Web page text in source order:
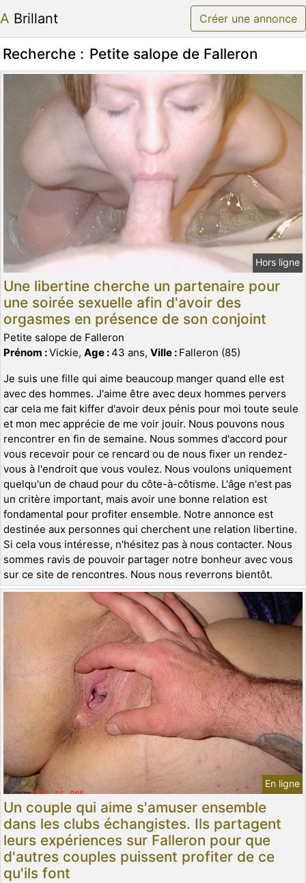
A Brillant Créer une annonce
Recherche : Petite salope de Falleron
Hors ligne
Une libertine cherche un partenaire pour
une soirée sexuelle afin d'avoir des
orgasmes en présence de son conjoint
Petite salope de Falleron
Prénom :Vickie, Age :43 ans, Ville : Falleron (85)
Je suis une fille qui aime beaucoup manger quand elle est
avec des hommes. J'aime être avec deux hommes pervers
car cela me fait kiffer d'avoir deux pénis pour moi toute seule
et mon mec apprécie de me voir jouir. Nous pouvons nous
rencontrer en fin de semaine. Nous sommes d'accord pour
vous recevoir pour ce rencard ou de nous fixer un rendez-
vous à l'endroit que vous voulez. Nous voulons uniquement
quelqu'un de chaud pour du côte-à-côtisme. L'âge n'est pas
un critère important, mais avoir une bonne relation est
fondamental pour profiter ensemble. Notre annonce est
destinée aux personnes qui cherchent une relation libertine.
Si cela vous intéresse, n'hésitez pas à nous contacter. Nous
sommes ravis de pouvoir partager notre bonheur avec vous
sur ce site de rencontres. Nous nous reverrons bientôt.
En ligne
Un couple qui aime s'amuser ensemble
dans les clubs échangistes. Ils partagent
leurs expériences sur Falleron pour que
d'autres couples puissent profiter de ce
qu'ils font